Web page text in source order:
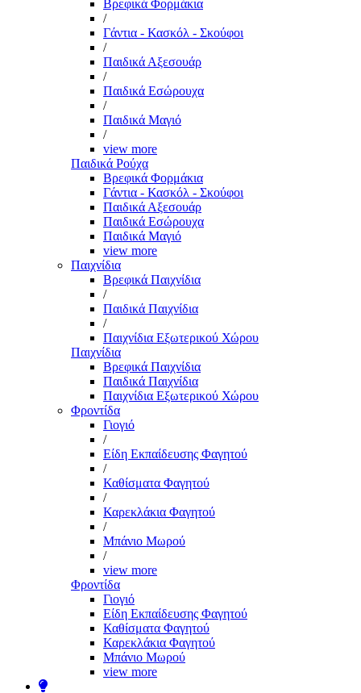
Βρεφικά Φορμάκια
/
Γάντια - Κασκόλ - Σκούφοι
/
Παιδικά Αξεσουάρ
/
Παιδικά Εσώρουχα
/
Παιδικά Μαγιό
/
view more
Παιδικά Ρούχα
Βρεφικά Φορμάκια
Γάντια - Κασκόλ - Σκούφοι
Παιδικά Αξεσουάρ
Παιδικά Εσώρουχα
Παιδικά Μαγιό
view more
Παιχνίδια
Βρεφικά Παιχνίδια
/
Παιδικά Παιχνίδια
/
Παιχνίδια Εξωτερικού Χώρου
Παιχνίδια
Βρεφικά Παιχνίδια
Παιδικά Παιχνίδια
Παιχνίδια Εξωτερικού Χώρου
Φροντίδα
Γιογιό
/
Είδη Εκπαίδευσης Φαγητού
/
Καθίσματα Φαγητού
/
Καρεκλάκια Φαγητού
/
Μπάνιο Μωρού
/
view more
Φροντίδα
Γιογιό
Είδη Εκπαίδευσης Φαγητού
Καθίσματα Φαγητού
Καρεκλάκια Φαγητού
Μπάνιο Μωρού
view more